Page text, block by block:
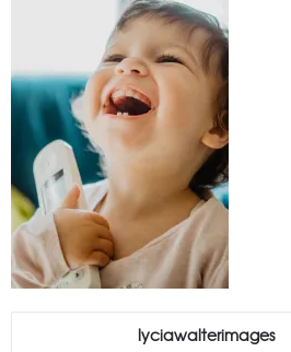
lyciawalterimages